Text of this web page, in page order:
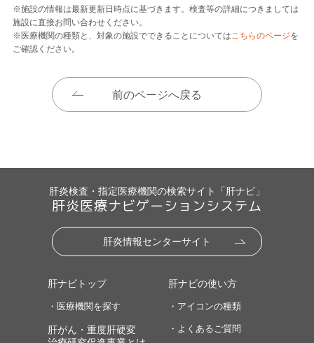
※施設の情報は最新更新日時点に基づきます。検査等の詳細につきましては
施設に直接お問い合わせください。
※医療機関の種類と、対象の施設でできることについてはこちらのページを
ご確認ください。
前のページへ戻る
肝炎検査・指定医療機関の検索サイト「肝ナビ」
肝炎医療ナビゲーションシステム
肝炎情報センターサイト
肝ナビトップ
・医療機関を探す
肝がん・重度肝硬変
肝ナビの使い方
・アイコンの種類
・よくあるご質問